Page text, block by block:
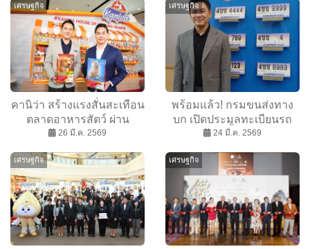
ศูนย์กลางภูมิภาค
Positive
เศรษฐกิจ
คานิว่า สร้างแรงสั่นสะเทือน
ตลาดอาหารสัตว์ ผ่าน
แคมเปญ ทุกตัวมีความน่า
เสมอ
26 มี.ค. 2569
เศรษฐกิจ
พร้อมแล้ว! กรมขนส่งทาง
บก เปิดประมูลทะเบียนรถ
หมวดพิเศษแห่งปี “มหัศจรรย์
4444” และทะเบียนสวย
ลักษณะพิเศษ ชื่อที่คุณ
กำหนดเองได้
24 มี.ค. 2569
เศรษฐกิจ เศรษฐกิจ